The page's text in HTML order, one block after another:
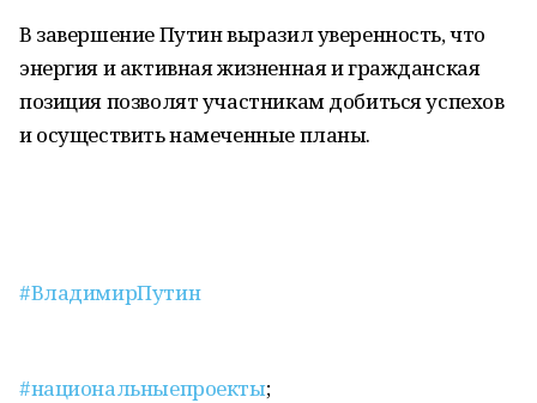
В завершение Путин выразил уверенность, что
энергия и активная жизненная и гражданская
позиция позволят участникам добиться успехов
и осуществить намеченные планы.
#ВладимирПутин
#национальныепроекты;